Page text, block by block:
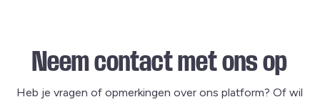
Neem contact met ons op
Heb je vragen of opmerkingen over ons platform? Of wil